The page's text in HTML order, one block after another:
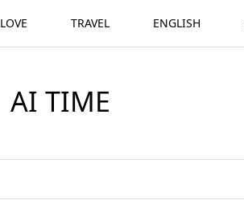
LOVE TRAVEL ENGLISH
AI TIME